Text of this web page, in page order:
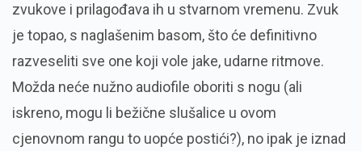
zvukove i prilagođava ih u stvarnom vremenu. Zvuk
je topao, s naglašenim basom, što će definitivno
razveseliti sve one koji vole jake, udarne ritmove.
Možda neće nužno audiofile oboriti s nogu (ali
iskreno, mogu li bežične slušalice u ovom
cjenovnom rangu to uopće postići?), no ipak je iznad